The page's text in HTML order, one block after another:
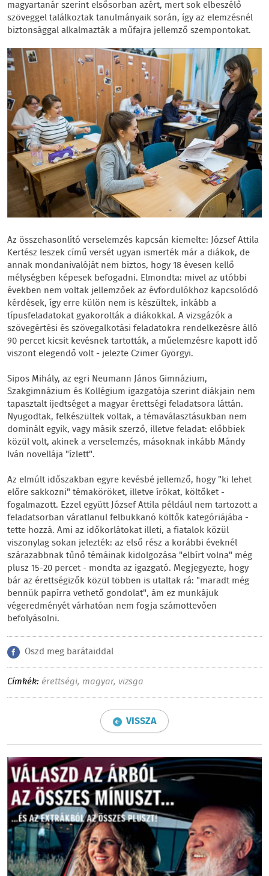
magyartanár szerint elsősorban azért, mert sok elbeszélő
szöveggel találkoztak tanulmányaik során, így az elemzésnél
biztonsággal alkalmazták a műfajra jellemző szempontokat.
Az összehasonlító verselemzés kapcsán kiemelte: József Attila
Kertész leszek című versét ugyan ismerték már a diákok, de
annak mondanivalóját nem biztos, hogy 18 évesen kellő
mélységben képesek befogadni. Elmondta: mivel az utóbbi
években nem voltak jellemzőek az évfordulókhoz kapcsolódó
kérdések, így erre külön nem is készültek, inkább a
típusfeladatokat gyakorolták a diákokkal. A vizsgázók a
szövegértési és szövegalkotási feladatokra rendelkezésre álló
90 percet kicsit kevésnek tartották, a műelemzésre kapott idő
viszont elegendő volt - jelezte Czimer Györgyi.
Sipos Mihály, az egri Neumann János Gimnázium,
Szakgimnázium és Kollégium igazgatója szerint diákjain nem
tapasztalt ijedtséget a magyar érettségi feladatsora láttán.
Nyugodtak, felkészültek voltak, a témaválasztásukban nem
dominált egyik, vagy másik szerző, illetve feladat: előbbiek
közül volt, akinek a verselemzés, másoknak inkább Mándy
Iván novellája "ízlett".
Az elmúlt időszakban egyre kevésbé jellemző, hogy "ki lehet
előre sakkozni" témaköröket, illetve írókat, költőket -
fogalmazott. Ezzel együtt József Attila például nem tartozott a
feladatsorban váratlanul felbukkanó költők kategóriájába -
tette hozzá. Ami az időkorlátokat illeti, a fiatalok közül
viszonylag sokan jelezték: az első rész a korábbi éveknél
szárazabbnak tűnő témáinak kidolgozása "elbírt volna" még
plusz 15-20 percet - mondta az igazgató. Megjegyezte, hogy
bár az érettségizők közül többen is utaltak rá: "maradt még
bennük papírra vethető gondolat", ám ez munkájuk
végeredményét várhatóan nem fogja számottevően
befolyásolni.
Oszd meg barátaiddal
Címkék: érettségi, magyar, vizsga
VISSZA